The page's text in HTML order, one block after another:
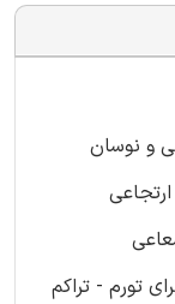
و نوسان
تورم - تراکم